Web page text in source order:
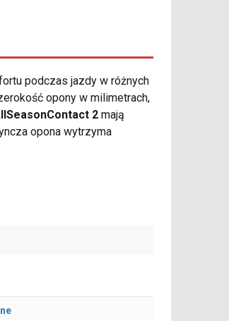
podczas jazdy w różnych
opony w milimetrach,
2 mają
opona wytrzyma